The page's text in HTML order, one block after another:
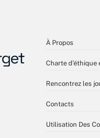
À Propos
Charte
Rencontrez les
Contacts
Utilisation Des